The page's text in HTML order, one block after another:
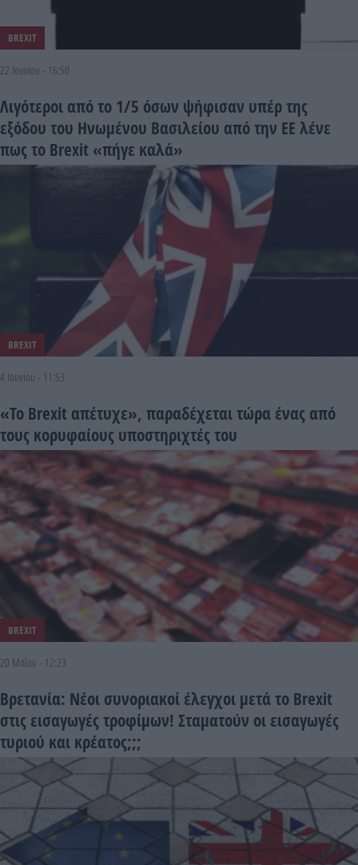
BREXIT
22 Ιουνίου - 16:50
Λιγότεροι από το 1/5 όσων ψήφισαν υπέρ της
εξόδου του Ηνωμένου Βασιλείου από την ΕΕ λένε
πως το Brexit «πήγε καλά»
BREXIT
4 Ιουνίου - 11:53
«Το Brexit απέτυχε», παραδέχεται τώρα ένας από
τους κορυφαίους υποστηριχτές του
BREXIT
20 Μαΐου - 12:23
Βρετανία: Νέοι συνοριακοί έλεγχοι μετά το Brexit
στις εισαγωγές τροφίμων! Σταματούν οι εισαγωγές
τυριού και κρέατος;;;